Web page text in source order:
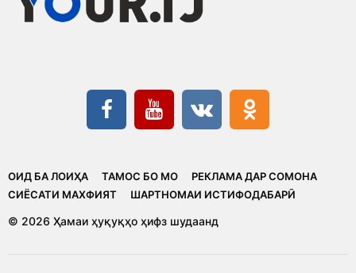
ОИД БА ЛОИҲА ТАМОС БО МО
РЕКЛАМА ДАР СОМОНА
CИЁСАТИ МАХФИЯТ
ШАРТНОМАИ ИСТИФОДАБАРӢ
© 2026 Ҳамаи ҳуқуқҳо ҳифз шудаанд